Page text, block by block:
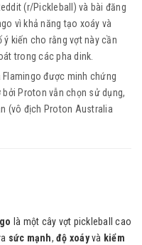
(r/Pickleball) và bài đăng
vì khả năng tạo xoáy và
kiến cho rằng vợt này cần
trong các pha dink.
Flamingo được minh chứng
Proton vẫn chọn sử dụng,
(vô địch Proton Australia
là một cây vợt pickleball cao
sức mạnh, độ xoáyvà kiểm